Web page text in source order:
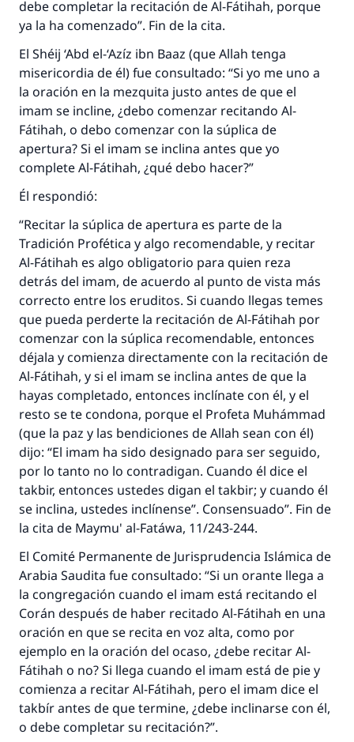
debe completar la recitación de Al-Fátihah, porque
ya la ha comenzado”. Fin de la cita.
El Shéij ‘Abd el-‘Azíz ibn Baaz (que Allah tenga
misericordia de él) fue consultado: “Si yo me uno a
la oración en la mezquita justo antes de que el
imam se incline, ¿debo comenzar recitando Al-
Fátihah, o debo comenzar con la súplica de
apertura? Si el imam se inclina antes que yo
complete Al-Fátihah, ¿qué debo hacer?”
Él respondió:
“Recitar la súplica de apertura es parte de la
Tradición Profética y algo recomendable, y recitar
Al-Fátihah es algo obligatorio para quien reza
detrás del imam, de acuerdo al punto de vista más
correcto entre los eruditos. Si cuando llegas temes
que pueda perderte la recitación de Al-Fátihah por
comenzar con la súplica recomendable, entonces
déjala y comienza directamente con la recitación de
Al-Fátihah, y si el imam se inclina antes de que la
hayas completado, entonces inclínate con él, y el
resto se te condona, porque el Profeta Muhámmad
(que la paz y las bendiciones de Allah sean con él)
dijo: “El imam ha sido designado para ser seguido,
por lo tanto no lo contradigan. Cuando él dice el
takbir, entonces ustedes digan el takbir; y cuando él
se inclina, ustedes inclínense”. Consensuado”. Fin de
la cita de Maymu' al-Fatáwa, 11/243-244.
El Comité Permanente de Jurisprudencia Islámica de
Arabia Saudita fue consultado: “Si un orante llega a
la congregación cuando el imam está recitando el
Corán después de haber recitado Al-Fátihah en una
oración en que se recita en voz alta, como por
ejemplo en la oración del ocaso, ¿debe recitar Al-
Fátihah o no? Si llega cuando el imam está de pie y
comienza a recitar Al-Fátihah, pero el imam dice el
takbír antes de que termine, ¿debe inclinarse con él,
o debe completar su recitación?”.
La respuesta no. 110845 salvó un
matrimonio.
Desde la Q hasta la A, su contribución ayuda a
IslamQA.
Profeta ﷺ dijo:
"Una persona que orienta a otros a hacer el
bien obtendrá la misma recompensa que
aquellos que lo realicen."
Contribuir